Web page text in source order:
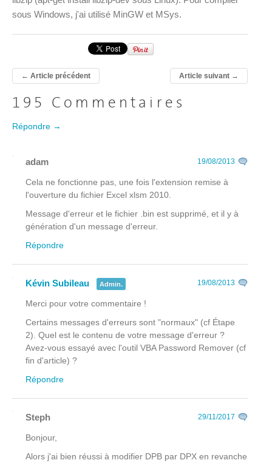
sous Windows, j'ai utilisé MinGW et MSys.
← Article précédent Article suivant→
195 Commentaires
Répondre →
adam 19/08/2013
Cela ne fonctionne pas, une fois l'extension remise à
l'ouverture du fichier Excel xlsm 2010.
Message d'erreur et le fichier .bin est supprimé, et il y à
génération d'un message d'erreur.
Répondre
Kévin Subileau Admin. 19/08/2013
Merci pour votre commentaire !
Certains messages d'erreurs sont "normaux" (cf Étape
2). Quel est le contenu de votre message d'erreur ?
Avez-vous essayé avec l'outil VBA Password Remover (cf
fin d'article) ?
Répondre
Steph 29/11/2017
Bonjour,
Alors j'ai bien réussi à modifier DPB par DPX en revanche